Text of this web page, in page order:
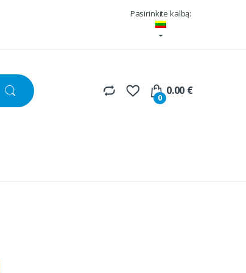
Pasirinkite kalbą:
0
0.00 €